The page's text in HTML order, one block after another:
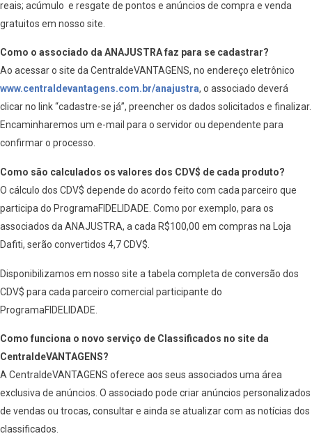
reais; acúmulo e resgate de pontos e anúncios de compra e venda
gratuitos em nosso site.
Como o associado da ANAJUSTRA faz para se cadastrar?
Ao acessar o site da CentraldeVANTAGENS, no endereço eletrônico
www.centraldevantagens.com.br/anajustra, o associado deverá
clicar no link “cadastre-se já”, preencher os dados solicitados e finalizar.
Encaminharemos um e-mail para o servidor ou dependente para
confirmar o processo.
Como são calculados os valores dos CDV$ de cada produto?
O cálculo dos CDV$ depende do acordo feito com cada parceiro que
participa do ProgramaFIDELIDADE. Como por exemplo, para os
associados da ANAJUSTRA, a cada R$100,00 em compras na Loja
Dafiti, serão convertidos 4,7 CDV$.
Disponibilizamos em nosso site a tabela completa de conversão dos
CDV$ para cada parceiro comercial participante do
ProgramaFIDELIDADE.
Como funciona o novo serviço de Classificados no site da
CentraldeVANTAGENS?
A CentraldeVANTAGENS oferece aos seus associados uma área
exclusiva de anúncios. O associado pode criar anúncios personalizados
de vendas ou trocas, consultar e ainda se atualizar com as notícias dos
classificados.